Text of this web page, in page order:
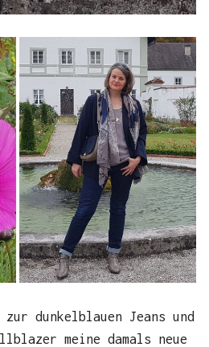
dunkelblauen Jeans und
meine damals neue